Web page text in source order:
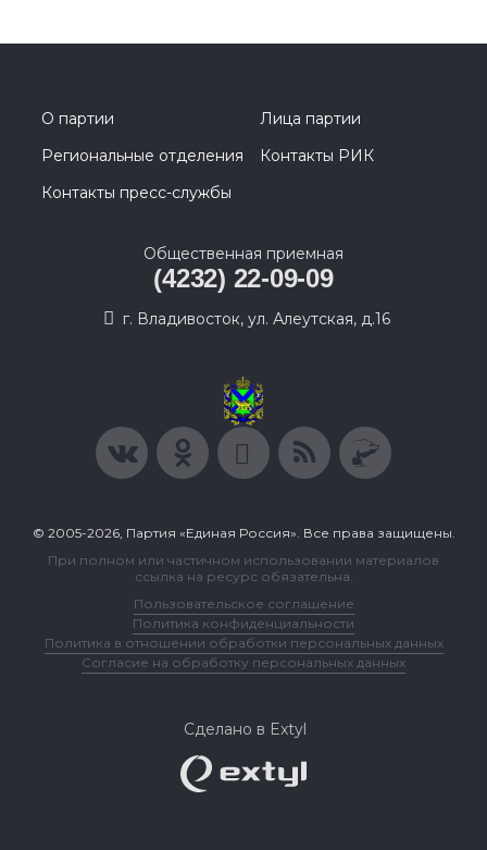
О партии
Лица партии
Региональные отделения
Контакты РИК
Контакты пресс-службы
Общественная приемная
(4232) 22-09-09
г. Владивосток, ул. Алеутская, д.16
© 2005-2026, Партия «Единая Россия». Все права защищены.
При полном или частичном использовании материалов
ссылка на ресурс обязательна.
Пользовательское соглашение
Политика конфиденциальности
Политика в отношении обработки персональных данных
Согласие на обработку персональных данных
Сделано в Extyl